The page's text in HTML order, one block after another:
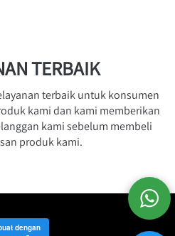
TERBAIK
terbaik untuk konsumen
kami dan kami memberikan
kami sebelum membeli
produk kami.
dengan